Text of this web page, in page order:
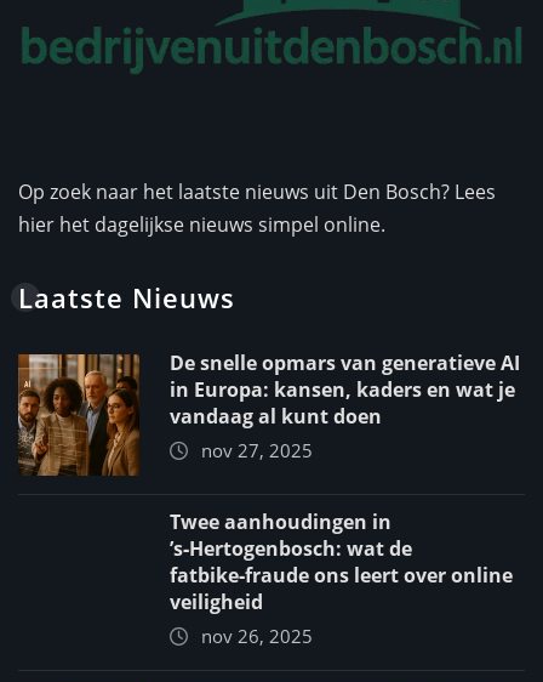
Op zoek naar het laatste nieuws uit Den Bosch? Lees
hier het dagelijkse nieuws simpel online.
Laatste Nieuws
De snelle opmars van generatieve AI
in Europa: kansen, kaders en wat je
vandaag al kunt doen
nov 27, 2025
Twee aanhoudingen in
’s‑Hertogenbosch: wat de
fatbike‑fraude ons leert over online
veiligheid
nov 26, 2025